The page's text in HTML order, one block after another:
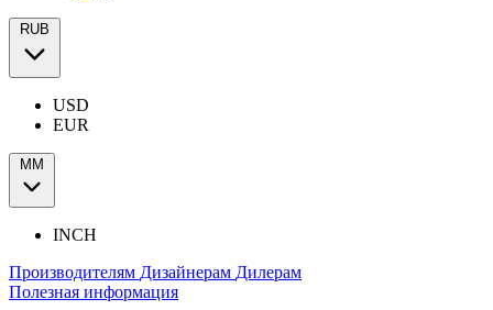
RUB
USD
EUR
ММ
INCH
Производителям Дизайнерам Дилерам
Полезная информация